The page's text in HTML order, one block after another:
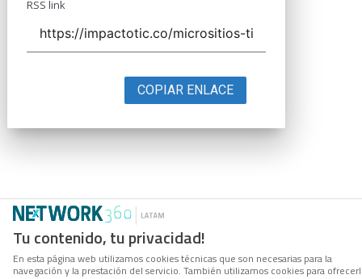
Tu contenido, tu privacidad!
En esta página web utilizamos cookies técnicas que son necesarias para la
navegación y la prestación del servicio. También utilizamos cookies para
RSS link
COPIAR ENLACE